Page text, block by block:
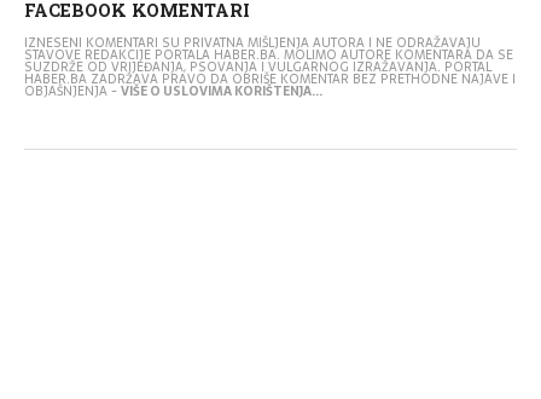
FACEBOOK KOMENTARI
IZNESENI KOMENTARI SU PRIVATNA MIŠLJENJA AUTORA I NE ODRAŽAVAJU
STAVOVE REDAKCIJE PORTALA HABER.BA. MOLIMO AUTORE KOMENTARA DA SE
SUZDRŽE OD VRIJEĐANJA, PSOVANJA I VULGARNOG IZRAŽAVANJA. PORTAL
HABER.BA ZADRŽAVA PRAVO DA OBRIŠE KOMENTAR BEZ PRETHODNE NAJAVE I
OBJAŠNJENJA -VIŠE O USLOVIMA KORIŠTENJA...